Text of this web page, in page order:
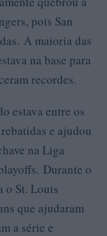
pois San
A maioria das
na base para
recordes.
estava entre os
e ajudou
na Liga
Durante o
o St. Louis
que ajudaram
a série e